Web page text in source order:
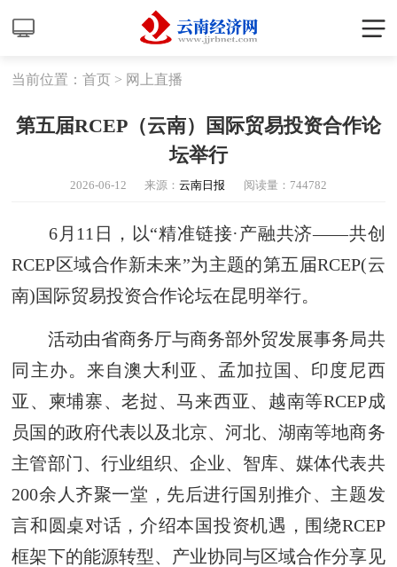
当前位置：首页 > 网上直播
第五届RCEP（云南）国际贸易投资合作论
坛举行
2026-06-12 来源：云南日报 阅读量： 744782
6月11日，以“精准链接·产融共济——共创
RCEP区域合作新未来”为主题的第五届RCEP(云
南)国际贸易投资合作论坛在昆明举行。
活动由省商务厅与商务部外贸发展事务局共
同主办。来自澳大利亚、孟加拉国、印度尼西
亚、柬埔寨、老挝、马来西亚、越南等RCEP成
员国的政府代表以及北京、河北、湖南等地商务
主管部门、行业组织、企业、智库、媒体代表共
200余人齐聚一堂，先后进行国别推介、主题发
言和圆桌对话，介绍本国投资机遇，围绕RCEP
框架下的能源转型、产业协同与区域合作分享见